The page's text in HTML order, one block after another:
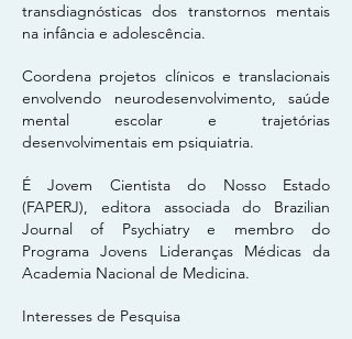
transdiagnósticas dos transtornos mentais
na infância e adolescência.
Coordena projetos clínicos e translacionais
envolvendo neurodesenvolvimento, saúde
mental escolar e trajetórias
desenvolvimentais em psiquiatria.
É Jovem Cientista do Nosso Estado
(FAPERJ), editora associada do Brazilian
Journal of Psychiatry e membro do
Programa Jovens Lideranças Médicas da
Academia Nacional de Medicina.
Interesses de Pesquisa